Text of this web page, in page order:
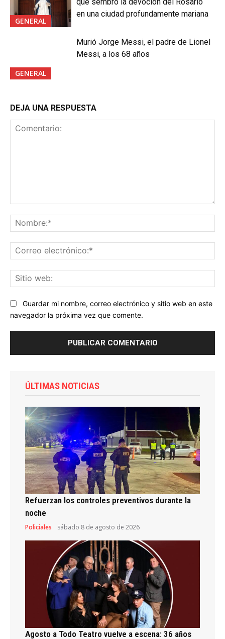
GENERAL
en una ciudad profundamente mariana
GENERAL
Murió Jorge Messi, el padre de Lionel
Messi, a los 68 años
DEJA UNA RESPUESTA
Guardar mi nombre, correo electrónico y sitio web en este
navegador la próxima vez que comente.
ÚLTIMAS NOTICIAS
Refuerzan los controles preventivos durante la
noche
Policiales sábado 8 de agosto de 2026
Agosto a Todo Teatro vuelve a escena: 36 años